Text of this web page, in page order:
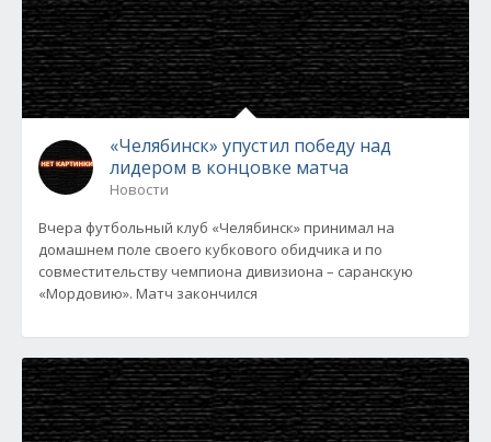
«Челябинск» упустил победу над
лидером в концовке матча
Новости
Вчера футбольный клуб «Челябинск» принимал на
домашнем поле своего кубкового обидчика и по
совместительству чемпиона дивизиона – саранскую
«Мордовию». Матч закончился